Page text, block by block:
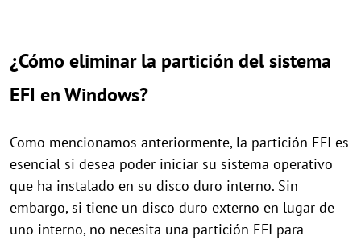
¿Cómo eliminar la partición del sistema
EFI en Windows?
Como mencionamos anteriormente, la partición EFI es
esencial si desea poder iniciar su sistema operativo
que ha instalado en su disco duro interno. Sin
embargo, si tiene un disco duro externo en lugar de
uno interno, no necesita una partición EFI para